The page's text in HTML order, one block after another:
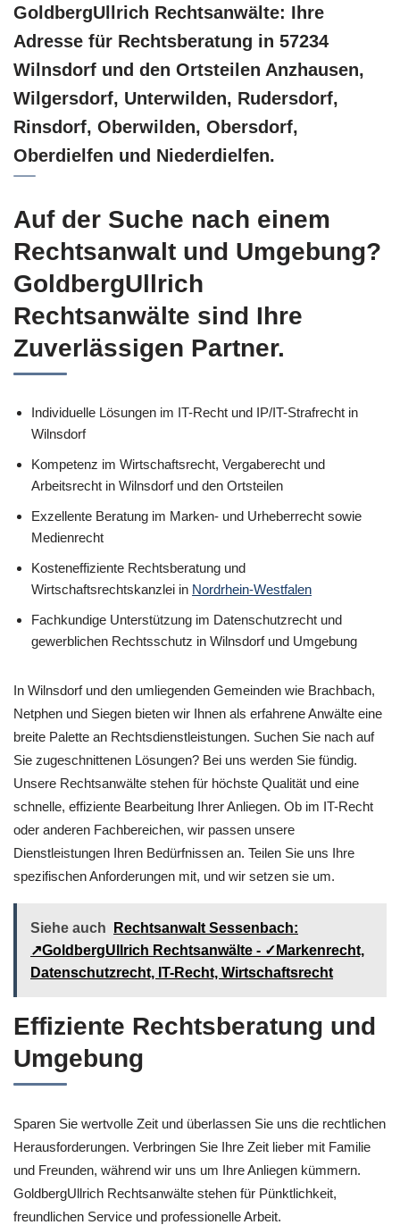
GoldbergUllrich Rechtsanwälte: Ihre
Adresse für Rechtsberatung in 57234
Wilnsdorf und den Ortsteilen Anzhausen,
Wilgersdorf, Unterwilden, Rudersdorf,
Rinsdorf, Oberwilden, Obersdorf,
Oberdielfen und Niederdielfen.
Auf der Suche nach einem
Rechtsanwalt und Umgebung?
GoldbergUllrich
Rechtsanwälte sind Ihre
Zuverlässigen Partner.
Individuelle Lösungen im IT-Recht und IP/IT-Strafrecht in
Wilnsdorf
Kompetenz im Wirtschaftsrecht, Vergaberecht und
Arbeitsrecht in Wilnsdorf und den Ortsteilen
Exzellente Beratung im Marken- und Urheberrecht sowie
Medienrecht
Kosteneffiziente Rechtsberatung und
Wirtschaftsrechtskanzlei in Nordrhein-Westfalen
Fachkundige Unterstützung im Datenschutzrecht und
gewerblichen Rechtsschutz in Wilnsdorf und Umgebung
In Wilnsdorf und den umliegenden Gemeinden wie Brachbach,
Netphen und Siegen bieten wir Ihnen als erfahrene Anwälte eine
breite Palette an Rechtsdienstleistungen. Suchen Sie nach auf
Sie zugeschnittenen Lösungen? Bei uns werden Sie fündig.
Unsere Rechtsanwälte stehen für höchste Qualität und eine
schnelle, effiziente Bearbeitung Ihrer Anliegen. Ob im IT-Recht
oder anderen Fachbereichen, wir passen unsere
Dienstleistungen Ihren Bedürfnissen an. Teilen Sie uns Ihre
spezifischen Anforderungen mit, und wir setzen sie um.
Siehe auch
Rechtsanwalt Sessenbach:
↗️GoldbergUllrich Rechtsanwälte - ✓Markenrecht,
Datenschutzrecht, IT-Recht, Wirtschaftsrecht
Effiziente Rechtsberatung und
Umgebung
Sparen Sie wertvolle Zeit und überlassen Sie uns die rechtlichen
Herausforderungen. Verbringen Sie Ihre Zeit lieber mit Familie
und Freunden, während wir uns um Ihre Anliegen kümmern.
GoldbergUllrich Rechtsanwälte stehen für Pünktlichkeit,
freundlichen Service und professionelle Arbeit.